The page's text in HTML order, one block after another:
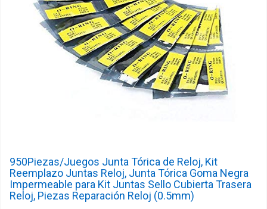
950Piezas/Juegos Junta Tórica de Reloj, Kit
Reemplazo Juntas Reloj, Junta Tórica Goma Negra
Impermeable para Kit Juntas Sello Cubierta Trasera
Reloj, Piezas Reparación Reloj (0.5mm)